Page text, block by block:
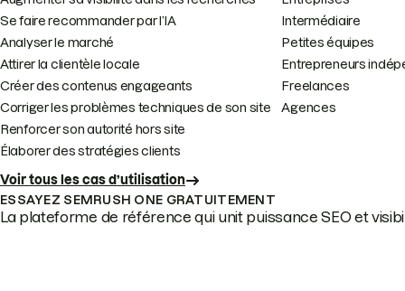
Se faire recommander par l’IA
Analyser le marché
Attirer la clientèle locale
Créer des contenus engageants
Corriger les problèmes techniques de son site
Renforcer son autorité hors site
Élaborer des stratégies clients
Voir tous les cas d’utilisation
Intermédiaire
Petites équipes
Entrepreneurs
Freelances
Agences
ESSAYEZ SEMRUSH ONE GRATUITEMENT
La plateforme de référence qui unit puissance SEO et